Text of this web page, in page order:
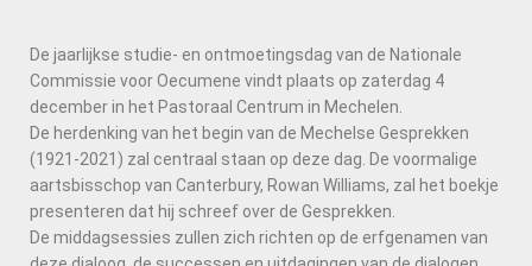
De jaarlijkse studie- en ontmoetingsdag van de Nationale
Commissie voor Oecumene vindt plaats op zaterdag 4
december in het Pastoraal Centrum in Mechelen.
De herdenking van het begin van de Mechelse Gesprekken
(1921-2021) zal centraal staan op deze dag. De voormalige
aartsbisschop van Canterbury, Rowan Williams, zal het boekje
presenteren dat hij schreef over de Gesprekken.
De middagsessies zullen zich richten op de erfgenamen van